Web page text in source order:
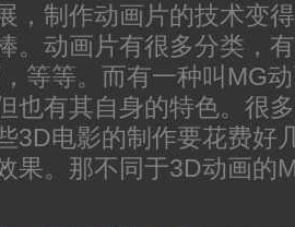
，制作动画片的技术变
。动画片有很多分类，
等等。而有一种叫MG
也有其自身的特色。很
3D电影的制作要花费好
果。那不同于3D动画的